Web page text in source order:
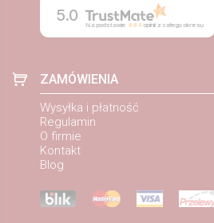
5.0
Na podstawie 884opinii z całego okresu
ZAMÓWIENIA
Wysyłka i płatność
Regulamin
O firmie
Kontakt
Blog